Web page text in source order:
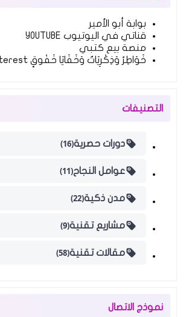
بوابة أبو الأمير
قناتي في اليوتيوب YOUTUBE
منصة بيع كتبي
خَوَاطِرُ وَذِكْرِيَاتٌ وَخَفَايَا خَفْوقٍ Pinterest
التصنيفات
دورات حصرية(16)
عوامل النجاح(11)
مدن ذكية(22)
مشاريع تقنية(9)
مقالات تقنية(58)
نموذج الاتصال